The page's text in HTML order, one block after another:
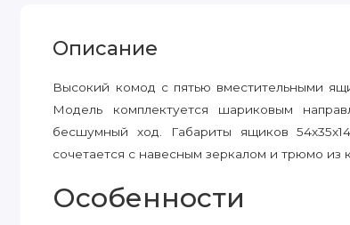
Описание
Высокий комод с пятью вместительными
Модель комплектуется шариковым
бесшумный ход. Габариты ящиков
сочетается с навесным зеркалом и трюмо из
Особенности